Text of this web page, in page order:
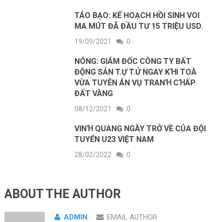
TÁO BẠO: KẾ HOẠCH HỒI SINH VOI
MA MÚT ĐÃ ĐẦU TƯ 15 TRIỆU USD.
19/09/2021 0
NÓNG: GIÁM ĐỐC CÔNG TY BẤT
ĐỘNG SẢN T.Ự T.Ử NGAY KꞪI TOÀ
VỪA TUYÊN ÁN VỤ TRANꞪ CꞪẤP
ĐẤT VÀNG
08/12/2021 0
VINꞪ QUANG NGÀY TRỞ VỀ CỦA ĐỘI
TUYỂN U23 VIỆT NAM
28/02/2022 0
ABOUT THE AUTHOR
ADMIN EMAIL AUTHOR